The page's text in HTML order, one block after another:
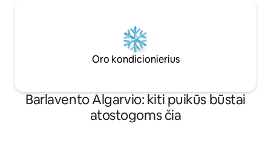
Oro kondicionierius
Barlavento Algarvio: kiti puikūs būstai
atostogoms čia